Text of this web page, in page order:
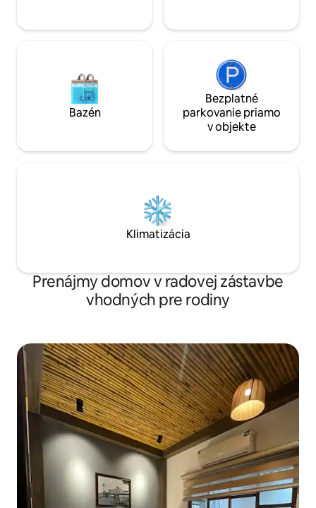
Bazén
Bezplatné
parkovanie priamo
v objekte
Klimatizácia
Prenájmy domov v radovej zástavbe
vhodných pre rodiny